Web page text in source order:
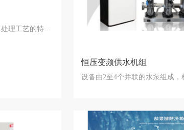
水处理现场设备层结合污水处理工艺的特点，针…
恒压变频供水机组